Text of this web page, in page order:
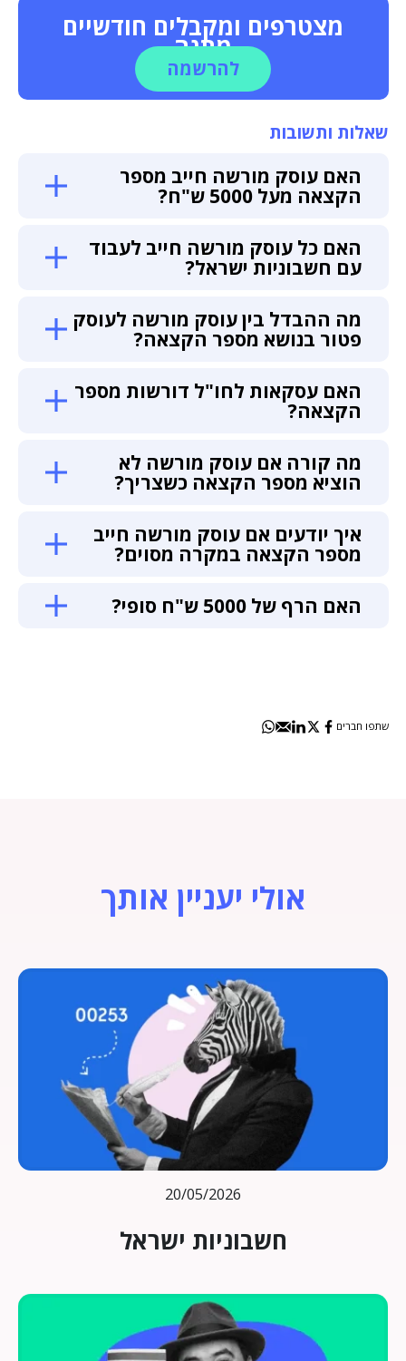
מצטרפים ומקבלים חודשיים
מתנה
להרשמה
שאלות ותשובות
האם עוסק מורשה חייב מספר
הקצאה מעל 5000 ש"ח?
האם כל עוסק מורשה חייב לעבוד
עם חשבוניות ישראל?
מה ההבדל בין עוסק מורשה לעוסק
פטור בנושא מספר הקצאה?
האם עסקאות לחו"ל דורשות מספר
הקצאה?
מה קורה אם עוסק מורשה לא
הוציא מספר הקצאה כשצריך?
איך יודעים אם עוסק מורשה חייב
מספר הקצאה במקרה מסוים?
האם הרף של 5000 ש"ח סופי?
שתפו חברים
אולי יעניין אותך
20/05/2026
חשבוניות ישראל